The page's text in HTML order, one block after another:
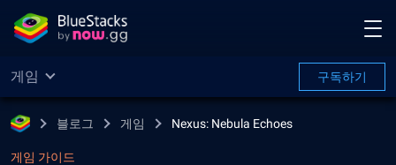
게임 구독하기
블로그 게임 Nexus: Nebula Echoes
게임 가이드